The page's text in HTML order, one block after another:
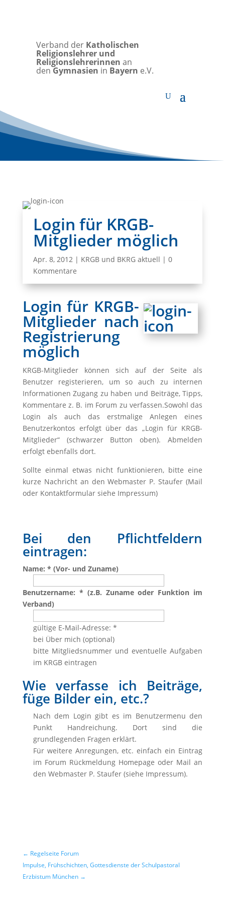
Verband der Katholischen
Religionslehrer und
Religionslehrerinnen an
denGymnasien in Bayern e.V.
Login für KRGB-
Mitglieder möglich
Apr. 8, 2012| KRGB und BKRG aktuell | 0
Kommentare
Login für KRGB-
Mitglieder nach
Registrierung
möglich
KRGB-Mitglieder können sich auf der Seite als
Benutzer registerieren, um so auch zu internen
Informationen Zugang zu haben und Beiträge, Tipps,
Kommentare z. B. im Forum zu verfassen.Sowohl das
Login als auch das erstmalige Anlegen eines
Benutzerkontos erfolgt über das „Login für KRGB-
Mitglieder“ (schwarzer Button oben). Abmelden
erfolgt ebenfalls dort.
Sollte einmal etwas nicht funktionieren, bitte eine
kurze Nachricht an den Webmaster P. Staufer (Mail
oder Kontaktformular siehe Impressum)
Bei den Pflichtfeldern
eintragen:
Name: * (Vor- und Zuname)
Benutzername: * (z.B. Zuname oder Funktion im
Verband)
gültige E-Mail-Adresse: *
bei Über mich (optional)
bitte Mitgliedsnummer und eventuelle Aufgaben
im KRGB eintragen
Wie verfasse ich Beiträge,
füge Bilder ein, etc.?
Nach dem Login gibt es im Benutzermenu den
Punkt Handreichung. Dort sind die
grundlegenden Fragen erklärt.
Für weitere Anregungen, etc. einfach ein Eintrag
im Forum Rückmeldung Homepage oder Mail an
den Webmaster P. Staufer (siehe Impressum).
← Regelseite Forum
Impulse, Frühschichten, Gottesdienste der Schulpastoral
Erzbistum München→